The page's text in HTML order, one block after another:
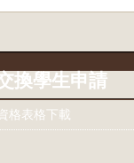
換學生申請
格表格下載